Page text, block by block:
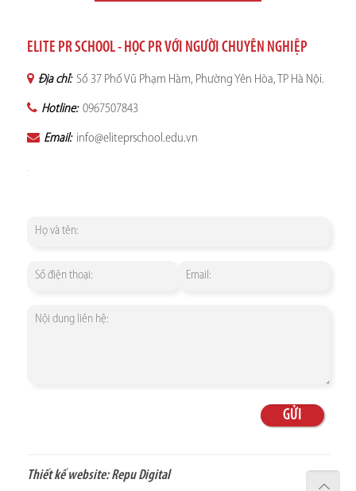
ELITE PR SCHOOL - HỌC PR VỚI NGƯỜI CHUYÊN NGHIỆP
Địa chỉ: Số 37 Phố Vũ Phạm Hàm, Phường Yên Hòa, TP Hà Nội.
Hotline: 0967507843
Email: info@eliteprschool.edu.vn
Thiết kế website:Repu Digital